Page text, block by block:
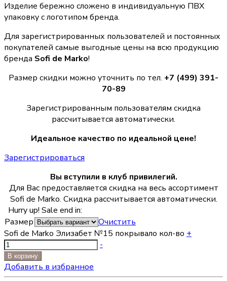
Изделие бережно сложено в индивидуальную ПВХ
упаковку с логотипом бренда.
Для зарегистрированных пользователей и постоянных
покупателей самые выгодные цены на всю продукцию
бренда Sofi de Marko!
Размер скидки можно уточнить по тел. +7 (499) 391-
70-89
Зарегистрированным пользователям скидка
рассчитывается автоматически.
Идеальное качество по идеальной цене!
Зарегистрироваться
Вы вступили в клуб привилегий.
Для Вас предоставляется скидка на весь ассортимент
Sofi de Marko. Скидка рассчитывается автоматически.
Hurry up! Sale end in:
Размер
Очистить
Sofi de Marko Элизабет №15 покрывало кол-во +
-
В корзину
Добавить в избранное